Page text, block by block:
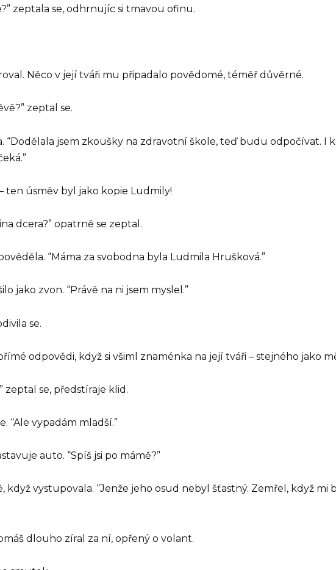
zeptala se, odhrnujíc si tmavou ofinu.
Něco v její tváři mu připadalo povědomé, téměř důvěrné.
zeptal se.
“Dodělala jsem zkoušky na zdravotní škole, teď budu odpočívat. I
ten úsměv byl jako kopie Ludmily!
dcera?” opatrně se zeptal.
“Máma za svobodna byla Ludmila Hrušková.”
jako zvon. “Právě na ni jsem myslel.”
se.
odpovědi, když si všiml znaménka na její tváři – stejného jako
zeptal se, předstíraje klid.
“Ale vypadám mladší.”
auto. “Spíš jsi po mámě?”
když vystupovala. “Jenže jeho osud nebyl šťastný. Zemřel, když
dlouho zíral za ní, opřený o volant.